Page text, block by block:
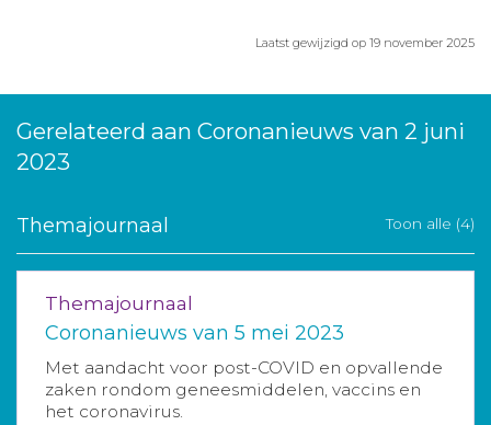
Laatst gewijzigd op 19 november 2025
Gerelateerd aan Coronanieuws van 2 juni
2023
Themajournaal Toon alle (4)
Themajournaal
Coronanieuws van 5 mei 2023
Met aandacht voor post-COVID en opvallende
zaken rondom geneesmiddelen, vaccins en
het coronavirus.